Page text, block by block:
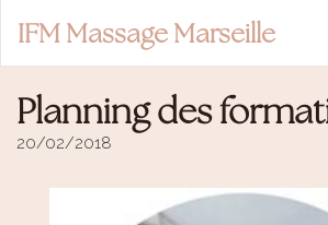
IFM Massage Marseille
Planning des
20/02/2018